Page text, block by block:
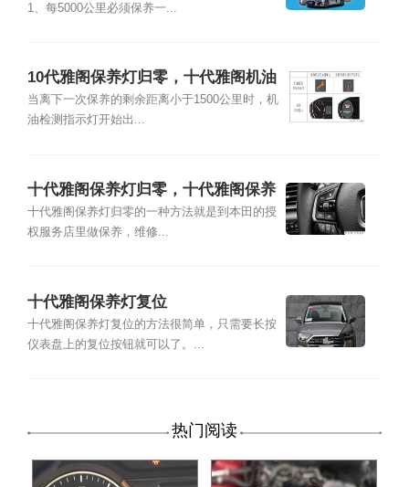
1、每5000公里必须保养一...
10代雅阁保养灯归零，十代雅阁机油
复位
当离下一次保养的剩余距离小于1500公里时，机
油检测指示灯开始出...
十代雅阁保养灯归零，十代雅阁保养
灯复位
十代雅阁保养灯归零的一种方法就是到本田的授
权服务店里做保养，维修...
十代雅阁保养灯复位
十代雅阁保养灯复位的方法很简单，只需要长按
仪表盘上的复位按钮就可以了。...
热门阅读